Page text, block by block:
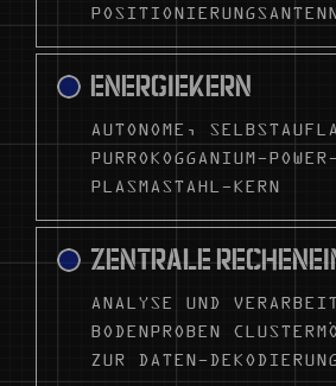
ENERGIEKERN
AUTONOME,
PURROKOGGANIUM-
PLASMASTAHL-KERN
ZENTRALE
ANALYSE UND
BODENPROBEN
ZUR DATEN-